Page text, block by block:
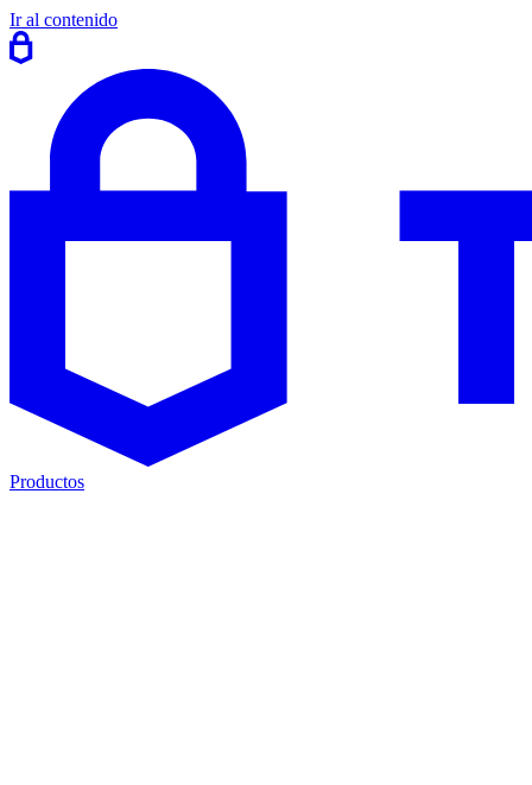
Ir al contenido
Productos